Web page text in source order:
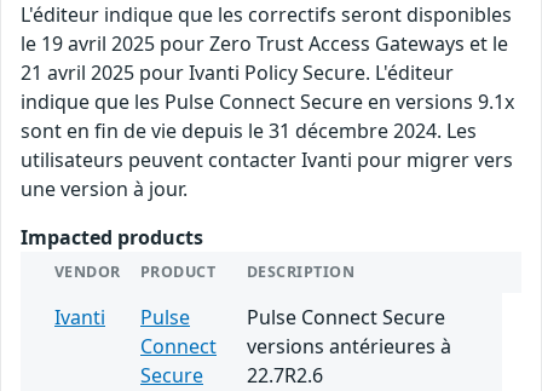
L'éditeur indique que les correctifs seront disponibles
le 19 avril 2025 pour Zero Trust Access Gateways et le
21 avril 2025 pour Ivanti Policy Secure. L'éditeur
indique que les Pulse Connect Secure en versions 9.1x
sont en fin de vie depuis le 31 décembre 2024. Les
utilisateurs peuvent contacter Ivanti pour migrer vers
une version à jour.
Impacted products
VENDOR PRODUCT DESCRIPTION
Ivanti
Pulse
Connect
Secure
Pulse Connect Secure
versions antérieures à
22.7R2.6